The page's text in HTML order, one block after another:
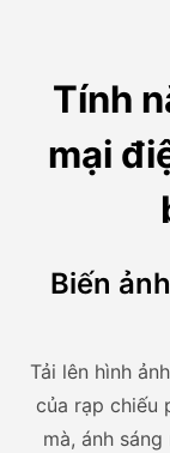
Tính
mại
Biến
Tải lên hình
của rạp chiếu
mà, ánh